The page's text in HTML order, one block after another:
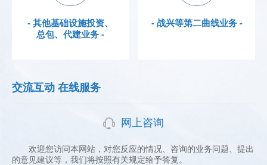
- 其他基础设施投资、
总包、代建业务 -
- 战兴等第二曲线业务 -
交流互动 在线服务
网上咨询
欢迎您访问本网站，对您反应的情况、咨询的业务问题、提出
的意见建议等，我们将按照有关规定给予答复。